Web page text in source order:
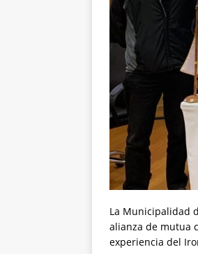
La Municipalidad
alianza de mutua
experiencia del